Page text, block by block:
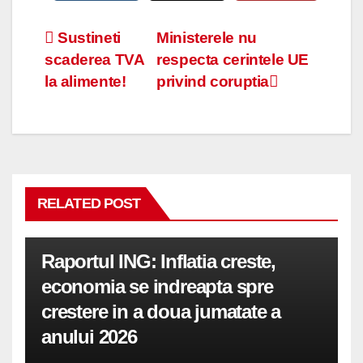
Navigare
în
Ministerele nu
respecta cerintele UE
privind coruptia
Sustineti
scaderea TVA
la alimente!
RELATED POST
Raportul ING: Inflatia creste,
economia se indreapta spre
crestere in a doua jumatate a
anului 2026